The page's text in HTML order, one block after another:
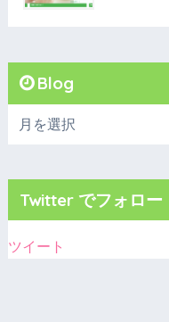
Blog
Twitter でフォロー
ツイート